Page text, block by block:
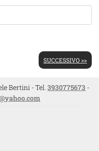
SUCCESSIVO >>
Bertini - Tel.3930775673 -